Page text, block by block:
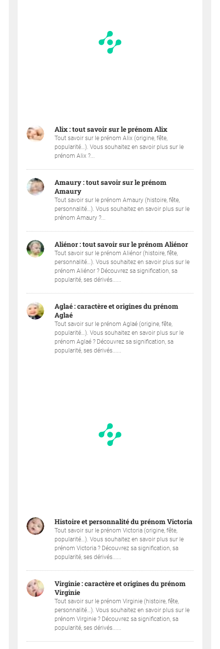
Alix : tout savoir sur le prénom Alix
Tout savoir sur le prénom Alix (origine, fête,
popularité…). Vous souhaitez en savoir plus sur le
prénom Alix ?...
Amaury : tout savoir sur le prénom
Amaury
Tout savoir sur le prénom Amaury (histoire, fête,
personnalité…). Vous souhaitez en savoir plus sur le
prénom Amaury ?...
Aliénor : tout savoir sur le prénom Aliénor
Tout savoir sur le prénom Aliénor (histoire, fête,
personnalité…). Vous souhaitez en savoir plus sur le
prénom Aliénor ? Découvrez sa signification, sa
popularité, ses dérivés......
Aglaé : caractère et origines du prénom
Aglaé
Tout savoir sur le prénom Aglaé (origine, fête,
popularité…). Vous souhaitez en savoir plus sur le
prénom Aglaé ? Découvrez sa signification, sa
popularité, ses dérivés......
Histoire et personnalité du prénom Victoria
Tout savoir sur le prénom Victoria (origine, fête,
popularité…). Vous souhaitez en savoir plus sur le
prénom Victoria ? Découvrez sa signification, sa
popularité, ses dérivés......
Virginie : caractère et origines du prénom
Virginie
Tout savoir sur le prénom Virginie (histoire, fête,
personnalité…). Vous souhaitez en savoir plus sur le
prénom Virginie ? Découvrez sa signification, sa
popularité, ses dérivés......